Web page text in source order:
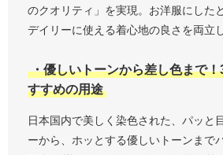
のクオリティ」を実現。お洋服にした
デイリーに使える着心地の良さを両立
・優しいトーンから差し色まで
すすめの用途
日本国内で美しく染色された、パッと
ーから、ホッとする優しいトーンまで